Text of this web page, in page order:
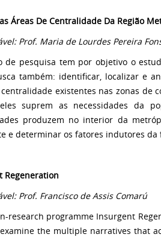
Áreas De Centralidade Da Região
Prof. Maria de Lourdes Pereira
de pesquisa tem por objetivo o
também: identificar, localizar e
existentes nas zonas de
suprem as necessidades da
produzem no interior da
e determinar os fatores indutores da
Regeneration
Prof. Francisco de Assis Comarú
research programme Insurgent
the multiple narratives that